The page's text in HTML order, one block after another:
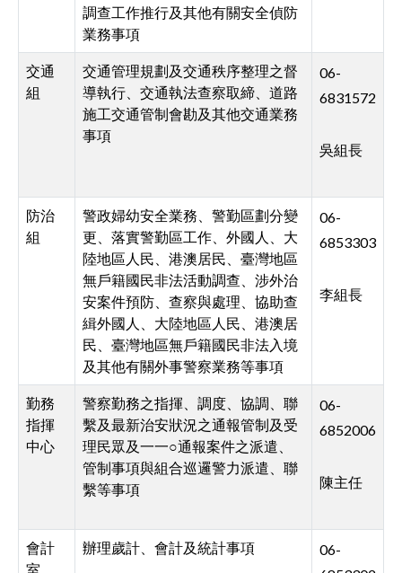
調查工作推行及其他有關安全偵防
業務事項
交通
組
交通管理規劃及交通秩序整理之督
導執行、交通執法查察取締、道路
施工交通管制會勘及其他交通業務
事項
06-
6831572
吳組長
防治
組
警政婦幼安全業務、警勤區劃分變
更、落實警勤區工作、外國人、大
陸地區人民、港澳居民、臺灣地區
無戶籍國民非法活動調查、涉外治
安案件預防、查察與處理、協助查
緝外國人、大陸地區人民、港澳居
民、臺灣地區無戶籍國民非法入境
及其他有關外事警察業務等事項
06-
6853303
李組長
勤務
指揮
中心
警察勤務之指揮、調度、協調、聯
繫及最新治安狀況之通報管制及受
理民眾及一一○通報案件之派遣、
管制事項與組合巡邏警力派遣、聯
繫等事項
06-
6852006
陳主任
會計
室
辦理歲計、會計及統計事項
06-